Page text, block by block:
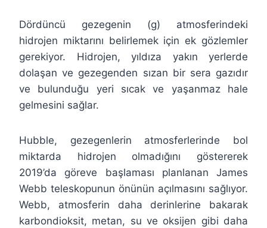
Dördüncü gezegenin (g) atmosferindeki
hidrojen miktarını belirlemek için ek gözlemler
gerekiyor. Hidrojen, yıldıza yakın yerlerde
dolaşan ve gezegenden sızan bir sera gazıdır
ve bulunduğu yeri sıcak ve yaşanmaz hale
gelmesini sağlar.
Hubble, gezegenlerin atmosferlerinde bol
miktarda hidrojen olmadığını göstererek
2019’da göreve başlaması planlanan James
Webb teleskopunun önünün açılmasını sağlıyor.
Webb, atmosferin daha derinlerine bakarak
karbondioksit, metan, su ve oksijen gibi daha